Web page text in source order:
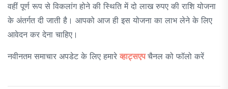
वहीं पूर्ण रूप से विकलांग होने की स्थिति में दो लाख रुपए की राशि योजना
के अंतर्गत दी जाती है। आपको आज ही इस योजना का लाभ लेने के लिए
आवेदन कर देना चाहिए।
नवीनतम समाचार अपडेट के लिए हमारे व्हाट्सएप चैनल को फॉलो करें